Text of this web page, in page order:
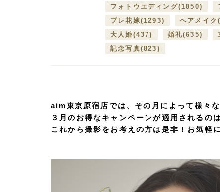
フォトウエディング(1850)
プレ花嫁(1293) ヘアメイク
大人婚 (437) 婚礼(635)
記念写真(823)
aim東京原宿店では、その月によって様々
３ 月のお得なキャンペーンが適用されるの
これから撮影をお考えの方は是非！お気軽